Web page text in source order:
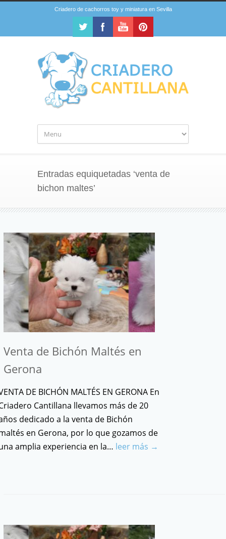
Criadero de cachorros toy y miniatura en Sevilla
Entradas equiquetadas ‘venta de
bichon maltes’
Venta de Bichón Maltés en
Gerona
DE BICHÓN MALTÉS EN GERONA En
Cantillana llevamos más de 20
dedicado a la venta de Bichón
en Gerona, por lo que gozamos de
amplia experiencia en la… leer más →